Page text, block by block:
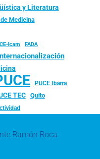
y Literatura
Medicina
Icam FADA
Internacionalización
PUCE Ibarra
TEC
Quito
Ramón Roca